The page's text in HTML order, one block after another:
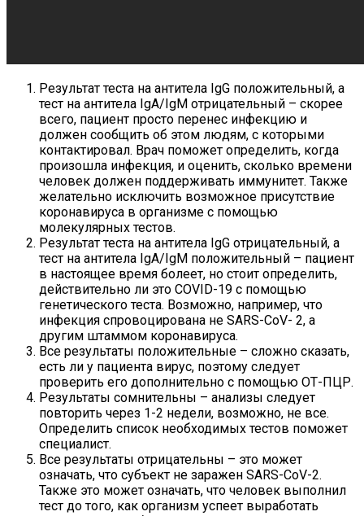
Результат теста на антитела IgG положительный, а
тест на антитела IgA/IgM отрицательный – скорее
всего, пациент просто перенес инфекцию и
должен сообщить об этом людям, с которыми
контактировал. Врач поможет определить, когда
произошла инфекция, и оценить, сколько времени
человек должен поддерживать иммунитет. Также
желательно исключить возможное присутствие
коронавируса в организме с помощью
молекулярных тестов.
Результат теста на антитела IgG отрицательный, а
тест на антитела IgA/IgM положительный – пациент
в настоящее время болеет, но стоит определить,
действительно ли это COVID-19 с помощью
генетического теста. Возможно, например, что
инфекция спровоцирована не SARS-CoV- 2, а
другим штаммом коронавируса.
Все результаты положительные – сложно сказать,
есть ли у пациента вирус, поэтому следует
проверить его дополнительно с помощью ОТ-ПЦР.
Результаты сомнительны – анализы следует
повторить через 1-2 недели, возможно, не все.
Определить список необходимых тестов поможет
специалист.
Все результаты отрицательны – это может
означать, что субъект не заражен SARS-CoV-2.
Также это может означать, что человек выполнил
тест до того, как организм успеет выработать